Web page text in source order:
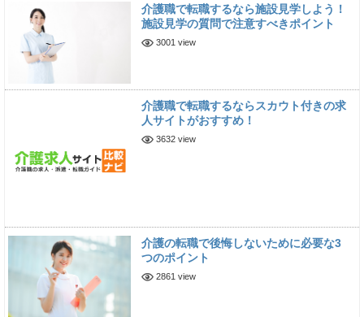
介護職で転職するなら施設見学しよう！
施設見学の質問で注意すべきポイント
3001 view
介護職で転職するならスカウト付きの求
人サイトがおすすめ！
3632 view
介護の転職で後悔しないために必要な3
つのポイント
2861 view